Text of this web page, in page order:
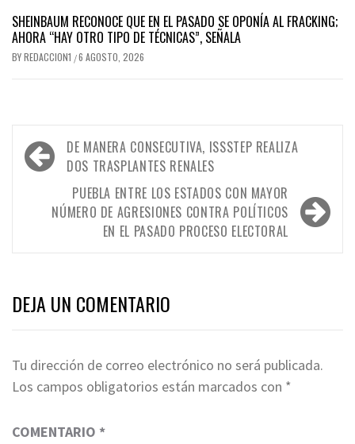
SHEINBAUM RECONOCE QUE EN EL PASADO SE OPONÍA AL FRACKING;
AHORA “HAY OTRO TIPO DE TÉCNICAS”, SEÑALA
BYREDACCION1 /6 AGOSTO, 2026
Navegación
de
entradas
DE MANERA CONSECUTIVA, ISSSTEP REALIZA
DOS TRASPLANTES RENALES
PUEBLA ENTRE LOS ESTADOS CON MAYOR
NÚMERO DE AGRESIONES CONTRA POLÍTICOS
EN EL PASADO PROCESO ELECTORAL
DEJA UN COMENTARIO
Tu dirección de correo electrónico no será publicada.
Los campos obligatorios están marcados con *
COMENTARIO *